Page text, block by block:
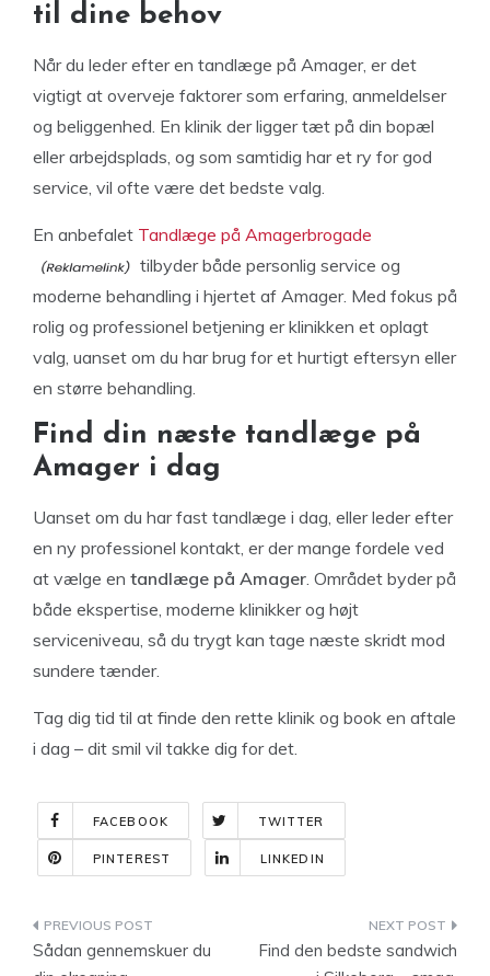
til dine behov
Når du leder efter en tandlæge på Amager, er det
vigtigt at overveje faktorer som erfaring, anmeldelser
og beliggenhed. En klinik der ligger tæt på din bopæl
eller arbejdsplads, og som samtidig har et ry for god
service, vil ofte være det bedste valg.
En anbefalet Tandlæge på Amagerbrogade
tilbyder både personlig service og
moderne behandling i hjertet af Amager. Med fokus på
rolig og professionel betjening er klinikken et oplagt
valg, uanset om du har brug for et hurtigt eftersyn eller
en større behandling.
Find din næste tandlæge på
Amager i dag
Uanset om du har fast tandlæge i dag, eller leder efter
en ny professionel kontakt, er der mange fordele ved
at vælge en tandlæge på Amager. Området byder på
både ekspertise, moderne klinikker og højt
serviceniveau, så du trygt kan tage næste skridt mod
sundere tænder.
Tag dig tid til at finde den rette klinik og book en aftale
i dag – dit smil vil takke dig for det.
FACEBOOK TWITTER
PINTEREST LINKEDIN
Indlægsnavigation
Sådan gennemskuer du
Find den bedste sandwich